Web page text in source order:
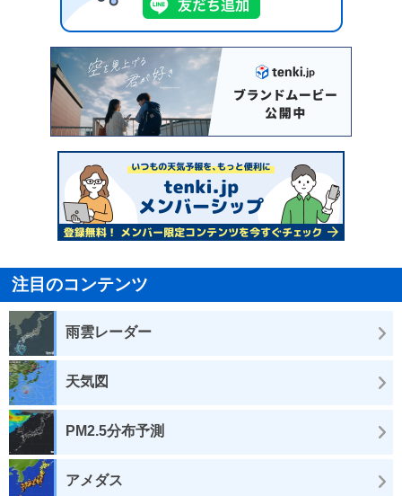
注目のコンテンツ
雨雲レーダー
天気図
PM2.5分布予測
アメダス